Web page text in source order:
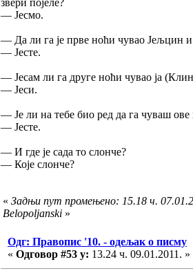
— Јесмо.
— Да ли га је прве ноћи чувао Јељцин и
— Јесте.
— Јесам ли га друге ноћи чувао ја
— Јеси.
— Је ли на тебе био ред да га чуваш
— Јесте.
— И где је сада то слонче?
— Које слонче?
« Задњи пут промењено: 15.18 ч.
Belopoljanski »
Одг: Правопис '10. - одељак о писму
« Одговор #53 у: 13.24 ч. 09.01.2011. »